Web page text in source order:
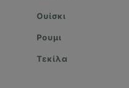
Ουίσκι
Ρουμι
Τεκίλα